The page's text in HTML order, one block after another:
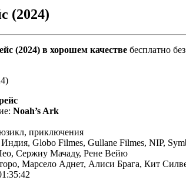
(2024)
(2024) в хорошем качестве бесплатно
Noah’s Ark
приключения
Globo Filmes, Gullane Filmes, NIP,
Сержиу Мачаду, Рене Вейю
Марсело Аднет, Алиси Брага, Кит